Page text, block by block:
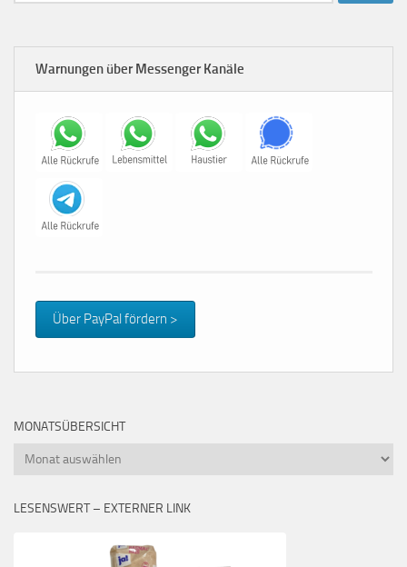
Warnungen über Messenger Kanäle
Über PayPal fördern >
MONATSÜBERSICHT
Monatsübersicht
LESENSWERT – EXTERNER LINK